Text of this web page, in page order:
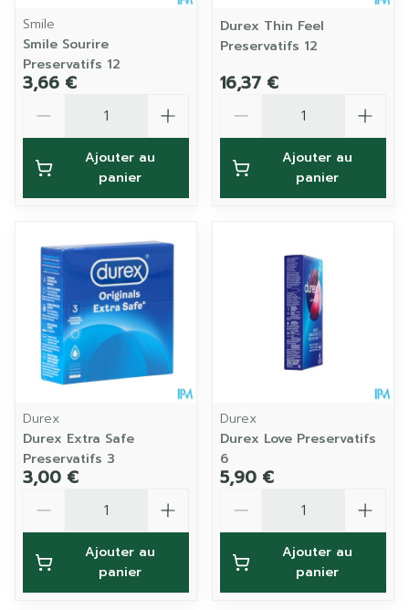
Smile
Smile Sourire
Preservatifs 12
3,66 €
Ajouter au
panier
Durex Thin Feel
Preservatifs 12
16,37 €
Ajouter au
panier
Durex
Durex Extra Safe
Preservatifs 3
3,00 €
Ajouter au
panier
Durex
Durex Love Preservatifs
6
5,90 €
Ajouter au
panier